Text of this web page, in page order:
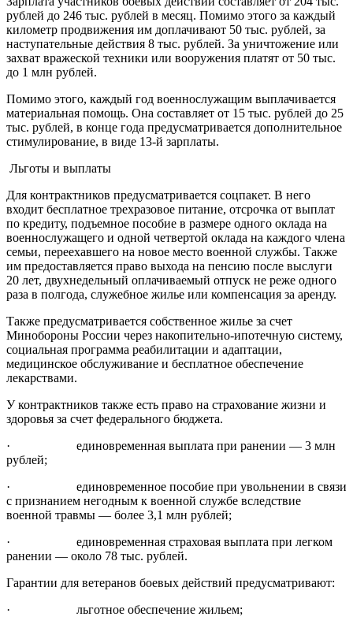
рублей до 246 тыс. рублей в месяц. Помимо этого за каждый
километр продвижения им доплачивают 50 тыс. рублей, за
наступательные действия 8 тыс. рублей. За уничтожение или
захват вражеской техники или вооружения платят от 50 тыс.
до 1 млн рублей.
Помимо этого, каждый год военнослужащим выплачивается
материальная помощь. Она составляет от 15 тыс. рублей до 25
тыс. рублей, в конце года предусматривается дополнительное
стимулирование, в виде 13-й зарплаты.
Льготы и выплаты
Для контрактников предусматривается соцпакет. В него
входит бесплатное трехразовое питание, отсрочка от выплат
по кредиту, подъемное пособие в размере одного оклада на
военнослужащего и одной четвертой оклада на каждого члена
семьи, переехавшего на новое место военной службы. Также
им предоставляется право выхода на пенсию после выслуги
20 лет, двухнедельный оплачиваемый отпуск не реже одного
раза в полгода, служебное жилье или компенсация за аренду.
Также предусматривается собственное жилье за счет
Минобороны России через накопительно-ипотечную систему,
социальная программа реабилитации и адаптации,
медицинское обслуживание и бесплатное обеспечение
лекарствами.
У контрактников также есть право на страхование жизни и
здоровья за счет федерального бюджета.
· единовременная выплата при ранении — 3 млн
рублей;
· единовременное пособие при увольнении в связи
с признанием негодным к военной службе вследствие
военной травмы — более 3,1 млн рублей;
· единовременная страховая выплата при легком
ранении — около 78 тыс. рублей.
Гарантии для ветеранов боевых действий предусматривают:
· льготное обеспечение жильем;